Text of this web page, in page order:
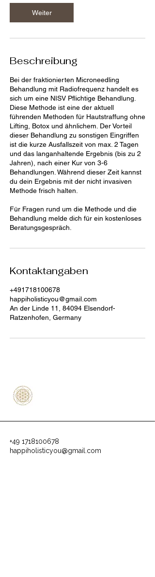
M
n
Weiter
Beschreibung
Bei der fraktionierten Microneedling
Behandlung mit Radiofrequenz handelt es
sich um eine NISV Pflichtige Behandlung.
Diese Methode ist eine der aktuell
führenden Methoden für Hautstraffung ohne
Lifting, Botox und ähnlichem. Der Vorteil
dieser Behandlung zu sonstigen Eingriffen
ist die kurze Ausfallszeit von max. 2 Tagen
und das langanhaltende Ergebnis (bis zu 2
Jahren), nach einer Kur von 3-6
Behandlungen. Während dieser Zeit kannst
du dein Ergebnis mit der nicht invasiven
Methode frisch halten.
Für Fragen rund um die Methode und die
Behandlung melde dich für ein kostenloses
Beratungsgespräch.
Kontaktangaben
+491718100678
happiholisticyou@gmail.com
An der Linde 11, 84094 Elsendorf-
Ratzenhofen, Germany
+49 1718100678
happiholisticyou@gmail.com